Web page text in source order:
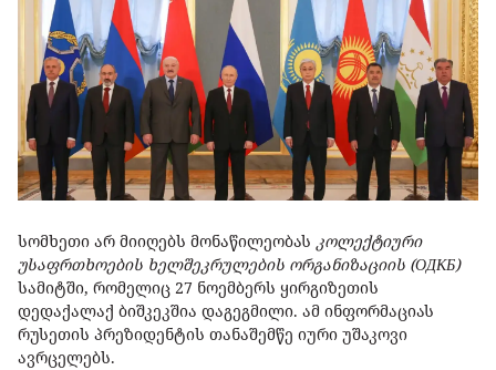
სომხეთი არ მიიღებს მონაწილეობას კოლექტიური
უსაფრთხოების ხელშეკრულების ორგანიზაციის (ОДКБ)
სამიტში, რომელიც 27 ნოემბერს ყირგიზეთის
დედაქალაქ ბიშკეკშია დაგეგმილი. ამ ინფორმაციას
რუსეთის პრეზიდენტის თანაშემწე იური უშაკოვი
ავრცელებს.